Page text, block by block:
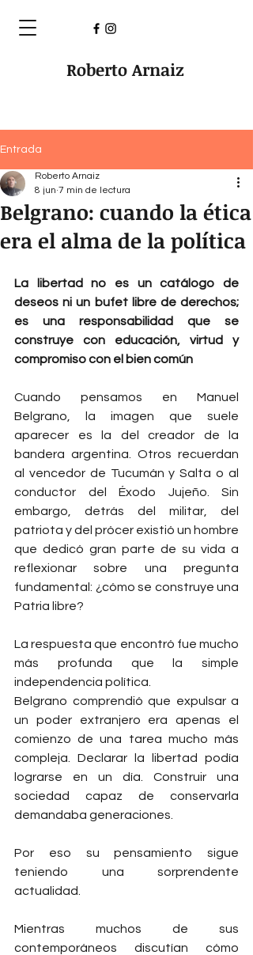
Roberto Arnaiz
Entrada
Belgrano: cuando la ética
era el alma de la política
Roberto Arnaiz
8 jun 7 min de lectura
La libertad no es un catálogo de
deseos ni un bufet libre de derechos;
es una responsabilidad que se
construye con educación, virtud y
compromiso con el bien común
Cuando pensamos en Manuel
Belgrano, la imagen que suele
aparecer es la del creador de la
bandera argentina. Otros recuerdan
al vencedor de Tucumán y Salta o al
conductor del Éxodo Jujeño. Sin
embargo, detrás del militar, del
patriota y del prócer existió un hombre
que dedicó gran parte de su vida a
reflexionar sobre una pregunta
fundamental: ¿cómo se construye una
Patria libre?
La respuesta que encontró fue mucho
más profunda que la simple
independencia política.
Belgrano comprendió que expulsar a
un poder extranjero era apenas el
comienzo de una tarea mucho más
compleja. Declarar la libertad podía
lograrse en un día. Construir una
sociedad capaz de conservarla
demandaba generaciones.
Por eso su pensamiento sigue
teniendo una sorprendente
actualidad.
Mientras muchos de sus
contemporáneos discutían cómo